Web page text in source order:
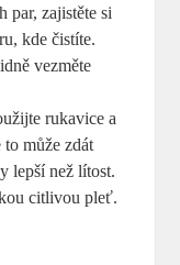
par, zajistěte si
kde čistíte.
vezměte
rukavice a
může zdát
lepší než lítost.
citlivou pleť.